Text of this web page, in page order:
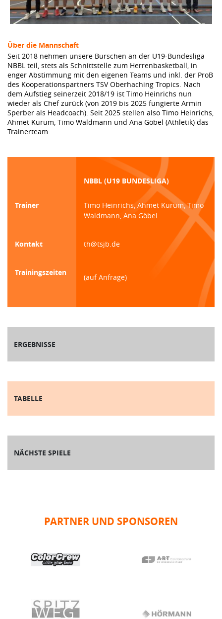
Über die Mannschaft
Seit 2018 nehmen unsere Burschen an der U19-Bundesliga
NBBL teil, stets als Schnittstelle zum Herrenbasketball, in
enger Abstimmung mit den eigenen Teams und inkl. der ProB
des Kooperationspartners TSV Oberhaching Tropics. Nach
dem Aufstieg seinerzeit 2018/19 ist Timo Heinrichs nun
wieder als Chef zurück (von 2019 bis 2025 fungierte Armin
Sperber als Headcoach). Seit 2025 stellen also Timo Heinrichs,
Ahmet Kurum, Timo Waldmann und Ana Göbel (Athletik) das
Trainerteam.
NBBL (U19 BUNDESLIGA)
Trainer
Timo Heinrichs, Ahmet Kurum, Timo
Waldmann, Ana Göbel
Kontakt th@tsjb.de
Trainingszeiten
(auf Anfrage)
ERGEBNISSE
TABELLE
NÄCHSTE SPIELE
PARTNER UND SPONSOREN